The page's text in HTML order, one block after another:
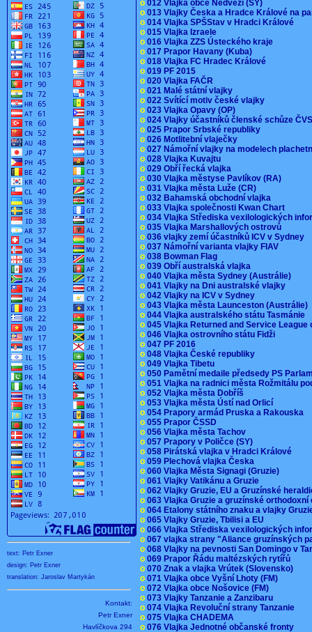
text: Petr Exner
design: Petr Exner
translation: Jaroslav Martykán
Kontakt:
Petr Exner
Havlíčkova 294
o 012 Vlajka obce Nedvězí (SY)
o 013 Vlajky Česka a Hradce Králové na
o 014 Vlajka SPŠStav v Hradci Králové
o 015 Vlajka Izraele
o 016 Vlajka ZZS Ústeckého kraje
o 017 Prapor Havany (Kuba)
o 018 Vlajka FC Hradec Králové
o 019 PF 2015
o 020 Vlajka FAČR
o 021 Malé státní vlajky
o 022 Svítící motiv české vlajky
o 023 Vlajka Opavy (OP)
o 024 Vlajky účastníků členské schůze
o 025 Prapor Srbské republiky
o 026 Motlitební vlaječky
o 027 Námořní vlajky na modelech
o 028 Vlajka Kuvajtu
o 029 Obří řecká vlajka
o 030 Vlajka městyse Pavlíkov (RA)
o 031 Vlajka města Luže (CR)
o 032 Bahamská obchodní vlajka
o 033 Vlajka společnosti Kwan Chart
o 034 Vlajka Střediska vexilologických
o 035 Vlajka Marshallových ostrovů
o 036 vlajky zemí účastníků ICV v Sydney
o 037 Námořní varianta vlajky FIAV
o 038 Bowman Flag
o 039 Obří australská vlajka
o 040 Vlajka města Sydney (Austrálie)
o 041 Vlajky na Dni australské vlajky
o 042 Vlajky na ICV v Sydney
o 043 Vlajka města Launceston (Austrálie)
o 044 Vlajka australského státu Tasmánie
o 045 Vlajka Returned and Service
o 046 Vlajka ostrovního státu Fidži
o 047 PF 2016
o 048 Vlajka České republiky
o 049 Vlajka Tibetu
o 050 Pamětní medaile předsedy PS
o 051 Vlajka na radnici města Rožmitálu
o 052 Vlajka města Dobříš
o 053 Vlajka města Ústí nad Orlicí
o 054 Prapory armád Pruska a Rakouska
o 055 Prapor ČSSD
o 056 Vlajka města Tachov
o 057 Prapory v Poličce (SY)
o 058 Pirátská vlajka v Hradci Králové
o 059 Plechová vlajka Česka
o 060 Vlajka Města Signagi (Gruzie)
o 061 Vlajky Vatikánu a Gruzie
o 062 Vlajky Gruzie, EU a Gruzínské
o 063 Vlajka Gruzie a gruzínské
o 064 Etalony státního znaku a vlajky
o 065 Vlajky Gruzie, Tbilisi a EU
o 066 Vlajka Střediska vexilologických
o 067 vlajka strany "Aliance gruzínských
o 068 Vlajky na pevnosti San Domingo v
o 069 Prapor Řádu maltézských rytířů
o 070 Znak a vlajka Vrútek (Slovensko)
o 071 Vlajka obce Vyšní Lhoty (FM)
o 072 Vlajka obce Nošovice (FM)
o 073 Vlajky Tanzanie a Zanzibaru
o 074 Vlajka Revoluční strany Tanzanie
o 075 Vlajka CHADEMA
o 076 Vlajka Jednotné občanské fronty